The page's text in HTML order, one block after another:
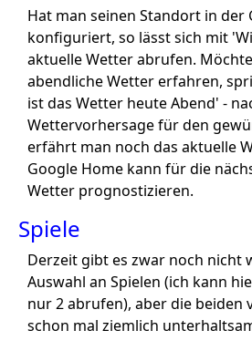
Hat man seinen Standort in der
konfiguriert, so lässt sich mit
aktuelle Wetter abrufen.
abendliche Wetter erfahren,
ist das Wetter heute Abend' -
Wettervorhersage für den
erfährt man noch das aktuelle
Google Home kann für die
Wetter prognostizieren.
Spiele
Derzeit gibt es zwar noch nicht
Auswahl an Spielen (ich kann
nur 2 abrufen), aber die beiden
schon mal ziemlich